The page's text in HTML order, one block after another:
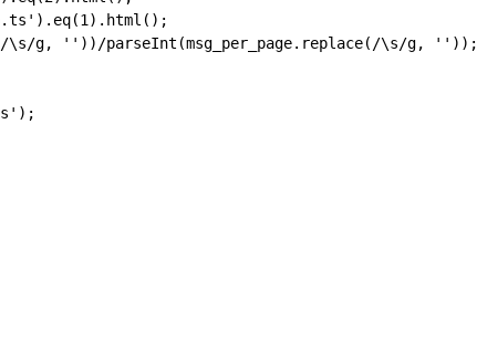
g, ''))/parseInt(msg_per_page.replace(/\s/g, ''));